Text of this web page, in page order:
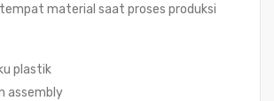
tempat material saat proses produksi
plastik
assembly